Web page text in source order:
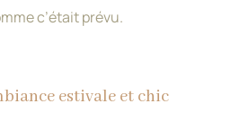
c’était prévu.
estivale et chic